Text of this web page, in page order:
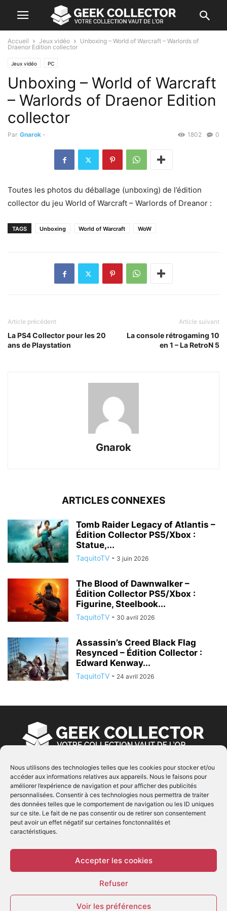
Nous utilisons des technologies telles que les cookies pour stocker et/ou
accéder aux informations relatives aux appareils. Nous le faisons pour
améliorer l’expérience de navigation et pour afficher des publicités
personnalisées. Consentir à ces technologies nous permettra de traiter
des données telles que le comportement de navigation ou les ID uniques
sur ce site. Le fait de ne pas consentir ou de retirer son consentement
peut avoir un effet négatif sur certaines fonctonnalités et
caractéristiques.
Accepter les cookies
Refuser
Voir les préférences
Accueil Jeux vidéo
Unboxing – World of Warcraft – Warlords of
Draenor Edition collector
Jeux vidéo PC
Unboxing – World of Warcraft
– Warlords of Draenor Edition
collector
Par Gnarok - 0
1802
Toutes les photos du déballage (unboxing) de l’édition
collector du jeu World of Warcraft – Warlords of Dreanor :
TAGS Unboxing World of Warcraft WoW
Article précédent
La PS4 Collector pour les 20
ans de Playstation
Article suivant
La console rétrogaming 10
en 1 – La RetroN 5
Gnarok
ARTICLES CONNEXES
Tomb Raider Legacy of Atlantis –
Édition Collector PS5/Xbox :
Statue,...
TaquitoTV - 3 juin 2026
The Blood of Dawnwalker –
Édition Collector PS5/Xbox :
Figurine, Steelbook...
TaquitoTV - 30 avril 2026
Assassin’s Creed Black Flag
Resynced – Édition Collector :
Edward Kenway...
TaquitoTV - 24 avril 2026
À PROPOS
© Copyright 2022 | Produit parEIMAI| Tous Droits
Réservés